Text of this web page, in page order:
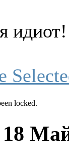
идиот!
locked.
18